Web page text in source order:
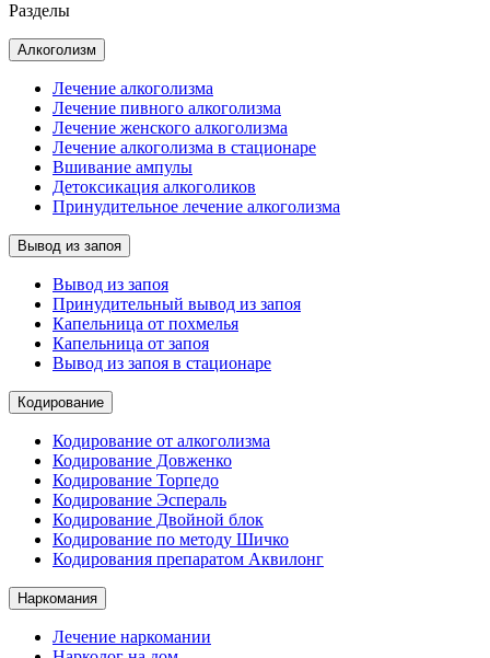
Разделы
Алкоголизм
Лечение алкоголизма
Лечение пивного алкоголизма
Лечение женского алкоголизма
Лечение алкоголизма в стационаре
Вшивание ампулы
Детоксикация алкоголиков
Принудительное лечение алкоголизма
Вывод из запоя
Вывод из запоя
Принудительный вывод из запоя
Капельница от похмелья
Капельница от запоя
Вывод из запоя в стационаре
Кодирование
Кодирование от алкоголизма
Кодирование Довженко
Кодирование Торпедо
Кодирование Эспераль
Кодирование Двойной блок
Кодирование по методу Шичко
Кодирования препаратом Аквилонг
Наркомания
Лечение наркомании